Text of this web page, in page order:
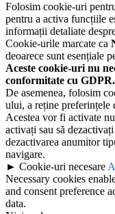
Folosim cookie-uri
pentru a activa funcțiile
informații detaliate
Cookie-urile marcate ca
deoarece sunt esențiale
Aceste cookie-uri nu
conformitate cu GDPR.
De asemenea, folosim
ului, a reține preferințele
Acestea vor fi activate
activați sau să
dezactivarea anumitor
navigare.
► Cookie-uri necesare
Necessary cookies
and consent preference
data.